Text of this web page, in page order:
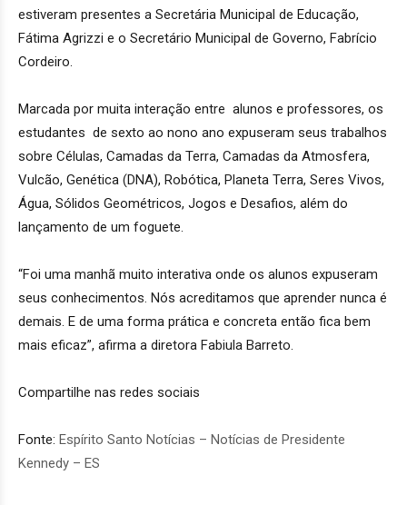
estiveram presentes a Secretária Municipal de Educação,
Fátima Agrizzi e o Secretário Municipal de Governo, Fabrício
Cordeiro.
Marcada por muita interação entre alunos e professores, os
estudantes de sexto ao nono ano expuseram seus trabalhos
sobre Células, Camadas da Terra, Camadas da Atmosfera,
Vulcão, Genética (DNA), Robótica, Planeta Terra, Seres Vivos,
Água, Sólidos Geométricos, Jogos e Desafios, além do
lançamento de um foguete.
“Foi uma manhã muito interativa onde os alunos expuseram
seus conhecimentos. Nós acreditamos que aprender nunca é
demais. E de uma forma prática e concreta então fica bem
mais eficaz”, afirma a diretora Fabiula Barreto.
Compartilhe nas redes sociais
Fonte: Espírito Santo Notícias – Notícias de Presidente
Kennedy – ES